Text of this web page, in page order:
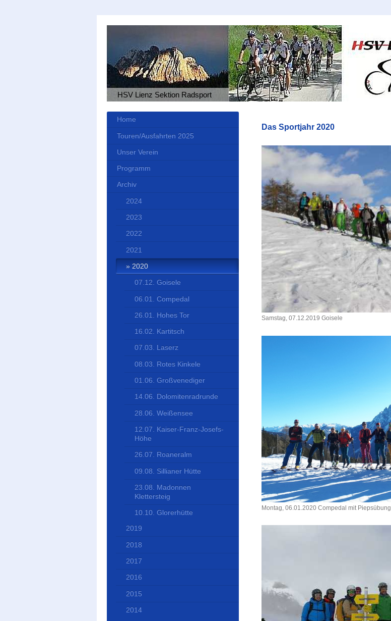
HSV Lienz Sektion Radsport
Das Sportjahr 2020
Samstag, 07.12.2019 Goisele
Montag, 06.01.2020 Compedal mit Piepsübung
Home
Touren/Ausfahrten 2025
Unser Verein
Programm
Archiv
2024
2023
2022
2021
2020
07.12. Goisele
06.01. Compedal
26.01. Hohes Tor
16.02. Kartitsch
07.03. Laserz
08.03. Rotes Kinkele
01.06. Großvenediger
14.06. Dolomitenradrunde
28.06. Weißensee
12.07. Kaiser-Franz-Josefs-
Höhe
26.07. Roaneralm
09.08. Sillianer Hütte
23.08. Madonnen
Klettersteig
10.10. Glorerhütte
2019
2018
2017
2016
2015
2014